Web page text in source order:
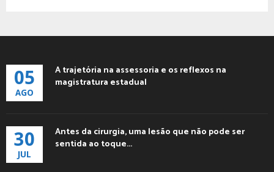
05
AGO
A trajetória na assessoria e os reflexos na
magistratura estadual
30
JUL
Antes da cirurgia, uma lesão que não pode ser
sentida ao toque...